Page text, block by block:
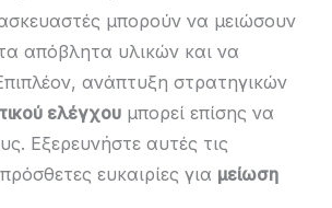
μπορούν να μειώσουν
απόβλητα υλικών και να
ανάπτυξη στρατηγικών
ελέγχου μπορεί επίσης να
Εξερευνήστε αυτές τις
ευκαιρίες για μείωση